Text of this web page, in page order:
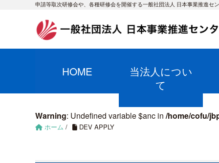
申請等取次研修会や、各種研修会を開催する一般社団法人 日本事業推進セ
HOME
当法人につい
て
Warning: Undefined variable $anc in /home/cofu/
ホーム / DEV APPLY